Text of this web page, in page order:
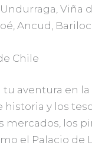
Viña
Ancud,
Chile
tu aventura en
historia y los
mercados, los
el Palacio de